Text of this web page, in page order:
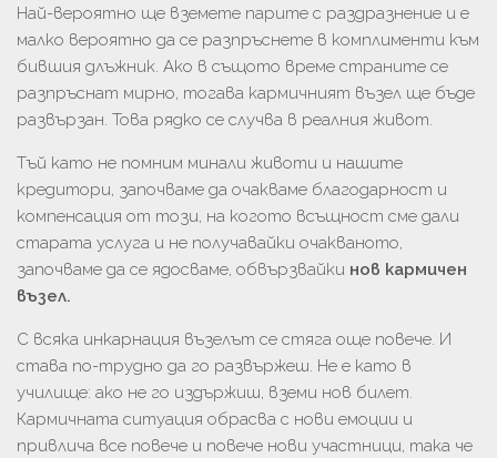
Най-вероятно ще вземете парите с раздразнение и е
малко вероятно да се разпръснете в комплименти към
бившия длъжник. Ако в същото време страните се
разпръснат мирно, тогава кармичният възел ще бъде
развързан. Това рядко се случва в реалния живот.
Тъй като не помним минали животи и нашите
кредитори, започваме да очакваме благодарност и
компенсация от този, на когото всъщност сме дали
старата услуга и не получавайки очакваното,
започваме да се ядосваме, обвързвайки нов кармичен
възел.
С всяка инкарнация възелът се стяга още повече. И
става по-трудно да го развържеш. Не е като в
училище: ако не го издържиш, вземи нов билет.
Кармичната ситуация обрасва с нови емоции и
привлича все повече и повече нови участници, така че